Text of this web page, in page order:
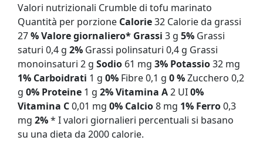
Valori nutrizionali Crumble di tofu marinato
Quantità per porzione Calorie32 Calorie da grassi
27% Valore giornaliero* Grassi 3 g 5% Grassi
saturi 0,4 g 2% Grassi polinsaturi 0,4 g Grassi
monoinsaturi 2 g Sodio 61 mg 3% Potassio32 mg
1% Carboidrati 1 g 0% Fibre 0,1 g 0 %Zucchero 0,2
g 0% Proteine ​​1 g 2%Vitamina A2 UI0%
Vitamina C0,01 mg 0% Calcio8 mg 1% Ferro0,3
mg 2%* I valori giornalieri percentuali si basano
su una dieta da 2000 calorie.